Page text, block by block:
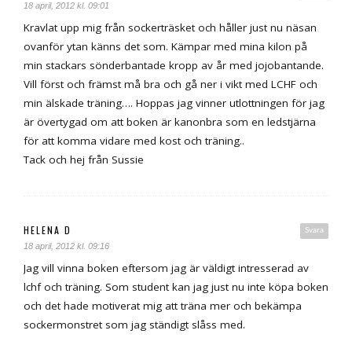
18 april, 2012 kl. 09:01
Kravlat upp mig från sockerträsket och håller just nu näsan
ovanför ytan känns det som. Kämpar med mina kilon på
min stackars sönderbantade kropp av år med jojobantande.
Vill först och främst må bra och gå ner i vikt med LCHF och
min älskade träning…. Hoppas jag vinner utlottningen för jag
är övertygad om att boken är kanonbra som en ledstjärna
för att komma vidare med kost och träning..
Tack och hej från Sussie
Svara
HELENA D
18 april, 2012 kl. 09:16
Jag vill vinna boken eftersom jag är väldigt intresserad av
lchf och träning. Som student kan jag just nu inte köpa boken
och det hade motiverat mig att träna mer och bekämpa
sockermonstret som jag ständigt slåss med.